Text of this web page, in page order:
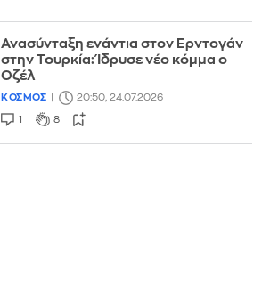
Ανασύνταξη ενάντια στον Ερντογάν
στην Τουρκία: Ίδρυσε νέο κόμμα ο
Οζέλ
ΚΟΣΜΟΣ 20:50, 24.07.2026
1 8